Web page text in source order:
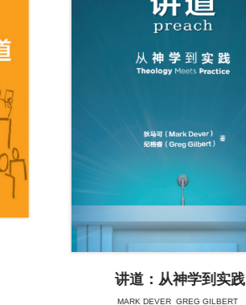
讲道：从神学到实践
MARK DEVER GREG GILBERT